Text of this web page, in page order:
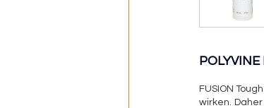
FUSION
wirken.